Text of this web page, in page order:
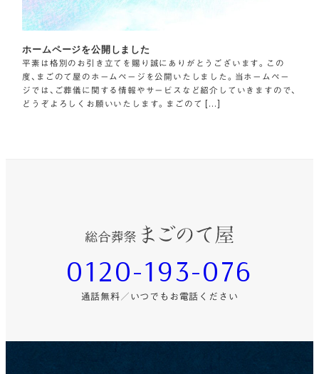
ホームページを公開しました
平素は格別のお引き立てを賜り誠にありがとうございます。この
度、まごのて屋のホームページを公開いたしました。当ホームペー
ジでは、ご葬儀に関する情報やサービスなど紹介していきますので、
どうぞよろしくお願いいたします。まごのて […]
0120-193-076
通話無料／いつでもお電話ください